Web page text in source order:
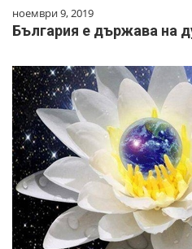
ноември 9, 2019
България е държава на